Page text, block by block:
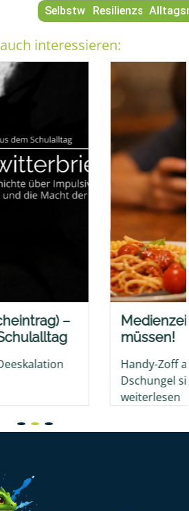
SelbstwirksamResilienzstärkend
auch interessieren:
Medienzeit – Was Eltern
müssen!
Handy-Zoff adé: Wie du dein